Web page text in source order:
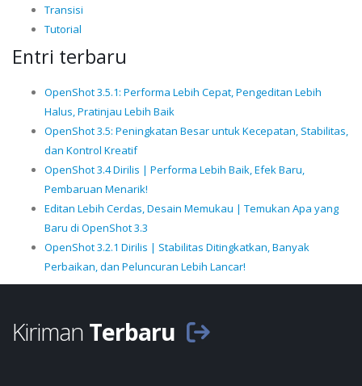
Transisi
Tutorial
Entri terbaru
OpenShot 3.5.1: Performa Lebih Cepat, Pengeditan Lebih
Halus, Pratinjau Lebih Baik
OpenShot 3.5: Peningkatan Besar untuk Kecepatan, Stabilitas,
dan Kontrol Kreatif
OpenShot 3.4 Dirilis | Performa Lebih Baik, Efek Baru,
Pembaruan Menarik!
Editan Lebih Cerdas, Desain Memukau | Temukan Apa yang
Baru di OpenShot 3.3
OpenShot 3.2.1 Dirilis | Stabilitas Ditingkatkan, Banyak
Perbaikan, dan Peluncuran Lebih Lancar!
Kiriman Terbaru